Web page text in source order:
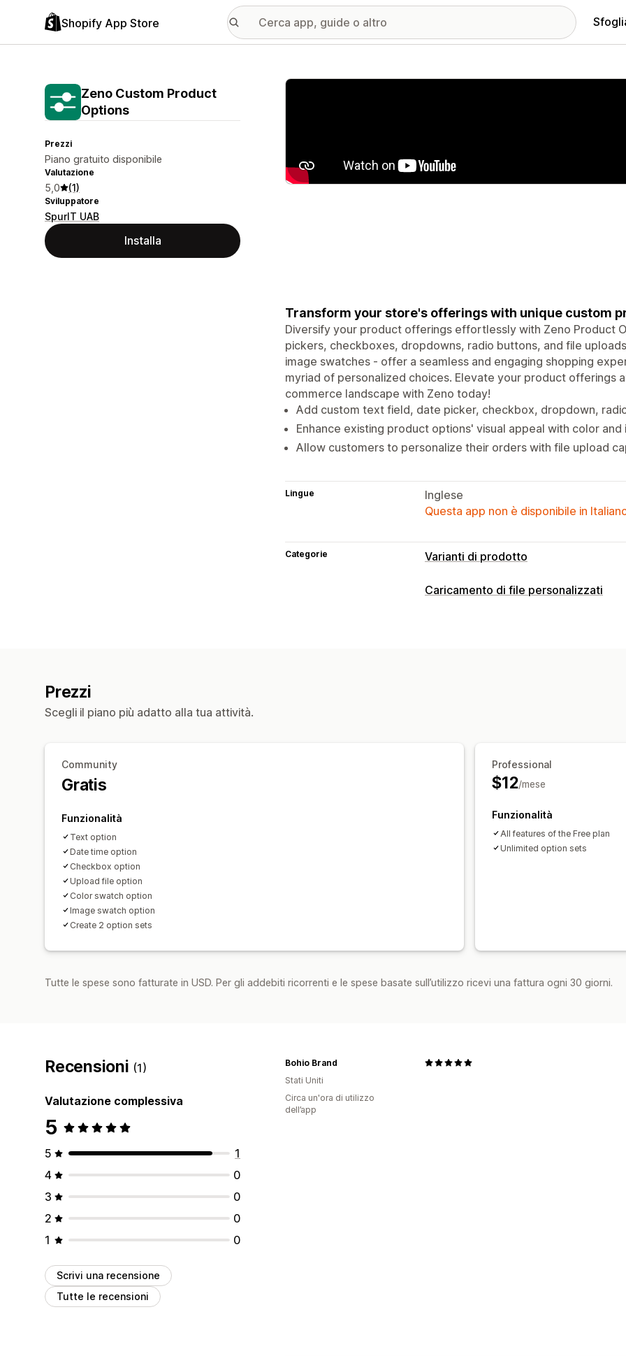
Shopify App Store
Zeno Custom Product
Options
Prezzi
Piano gratuito disponibile
Valutazione
5,0 (1)
Sviluppatore
SpurIT UAB
Installa
Galleria immagini in evidenza
Transform your store's offerings with unique custom
Diversify your product offerings effortlessly with Zeno Product
pickers, checkboxes, dropdowns, radio buttons, and file
image swatches - offer a seamless and engaging shopping
myriad of personalized choices. Elevate your product offerings
commerce landscape with Zeno today!
Add custom text field, date picker, checkbox, dropdown,
Enhance existing product options' visual appeal with color and
Allow customers to personalize their orders with file upload
Lingue
Inglese
Questa app non è disponibile in
Categorie Varianti di prodotto
Personalizzazione
Caricamento di file personalizzati
Prezzi
Scegli il piano più adatto alla tua attività.
Community
Gratis
Funzionalità
Text option
Date time option
Checkbox option
Upload file option
Color swatch option
Image swatch option
Create 2 option sets
Professional
$12/mese
Funzionalità
All features of the Free plan
Unlimited option sets
Tutte le spese sono fatturate in USD. Per gli addebiti ricorrenti e le spese basate sull’utilizzo ricevi una fattura ogni 30 giorni.
Recensioni (1)
Valutazione complessiva
5
5
1
4
0
3
0
2
0
1
0
Scrivi una recensione
Tutte le recensioni
Bohio Brand
Stati Uniti
Circa un'ora di utilizzo
dell’app